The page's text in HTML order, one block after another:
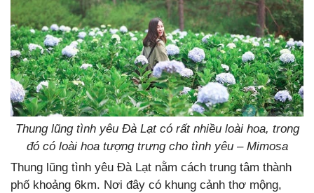
Thung lũng tình yêu Đà Lạt có rất nhiều loài hoa, trong
đó có loài hoa tượng trưng cho tình yêu – Mimosa
Thung lũng tình yêu Đà Lạt nằm cách trung tâm thành
phố khoảng 6km. Nơi đây có khung cảnh thơ mộng,